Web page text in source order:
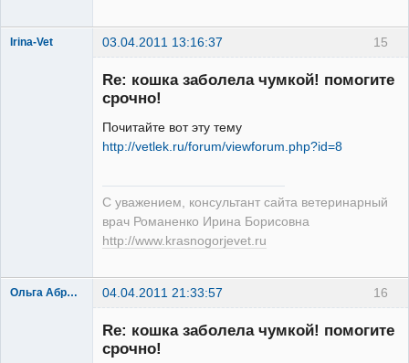
15
Irina-Vet 03.04.2011 13:16:37
Re: кошка заболела чумкой! помогите
срочно!
Почитайте вот эту тему
http://vetlek.ru/forum/viewforum.php?id=8
С уважением, консультант сайта ветеринарный
врач Романенко Ирина Борисовна
http://www.krasnogorjevet.ru
16
Ольга Абрамова 04.04.2011 21:33:57
Re: кошка заболела чумкой! помогите
срочно!